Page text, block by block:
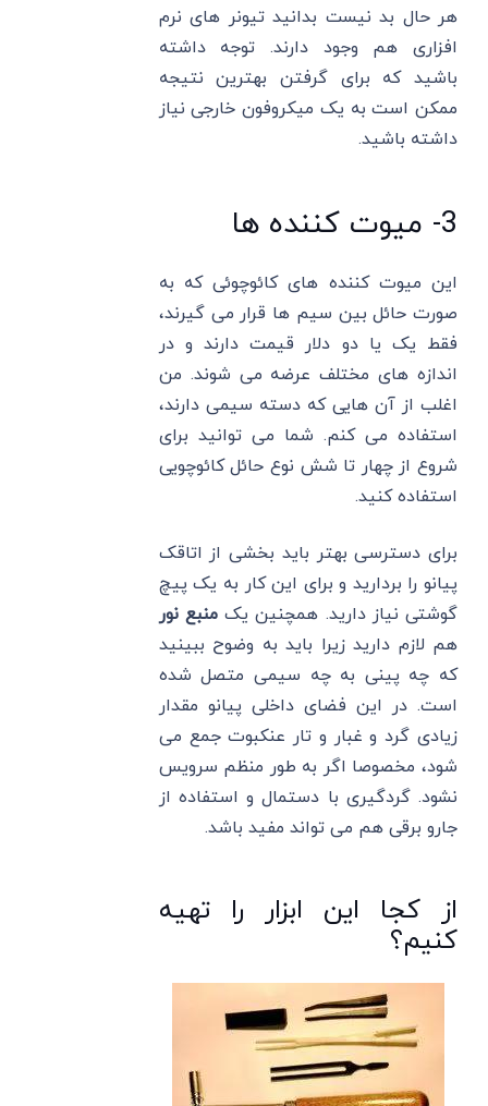
هر حال بد نیست بدانید تیونر های نرم
افزاری هم وجود دارند. توجه داشته
باشید که برای گرفتن بهترین نتیجه
ممکن است به یک میکروفون خارجی نیاز
داشته باشید.
3- میوت کننده ها
این میوت کننده های کائوچوئی که به
صورت حائل بین سیم ها قرار می گیرند،
فقط یک یا دو دلار قیمت دارند و در
اندازه های مختلف عرضه می شوند. من
اغلب از آن هایی که دسته سیمی دارند،
استفاده می کنم. شما می توانید برای
شروع از چهار تا شش نوع حائل کائوچویی
استفاده کنید.
برای دسترسی بهتر باید بخشی از اتاقک
پیانو را بردارید و برای این کار به یک پیچ
گوشتی نیاز دارید. همچنین یکمنبع نور
هم لازم دارید زیرا باید به وضوح ببینید
که چه پینی به چه سیمی متصل شده
است. در این فضای داخلی پیانو مقدار
زیادی گرد و غبار و تار عنکبوت جمع می
شود، مخصوصا اگر به طور منظم سرویس
نشود. گردگیری با دستمال و استفاده از
جارو برقی هم می تواند مفید باشد.
از کجا این ابزار را تهیه
کنیم؟